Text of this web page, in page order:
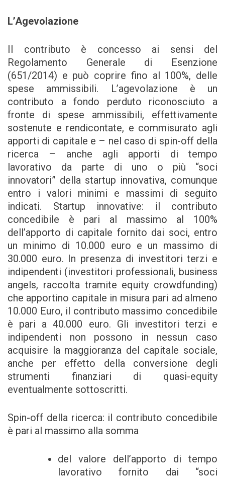
L’Agevolazione
Il contributo è concesso ai sensi del
Regolamento Generale di Esenzione
(651/2014) e può coprire fino al 100%, delle
spese ammissibili. L’agevolazione è un
contributo a fondo perduto riconosciuto a
fronte di spese ammissibili, effettivamente
sostenute e rendicontate, e commisurato agli
apporti di capitale e – nel caso di spin-off della
ricerca – anche agli apporti di tempo
lavorativo da parte di uno o più “soci
innovatori” della startup innovativa, comunque
entro i valori minimi e massimi di seguito
indicati. Startup innovative: il contributo
concedibile è pari al massimo al 100%
dell’apporto di capitale fornito dai soci, entro
un minimo di 10.000 euro e un massimo di
30.000 euro. In presenza di investitori terzi e
indipendenti (investitori professionali, business
angels, raccolta tramite equity crowdfunding)
che apportino capitale in misura pari ad almeno
10.000 Euro, il contributo massimo concedibile
è pari a 40.000 euro. Gli investitori terzi e
indipendenti non possono in nessun caso
acquisire la maggioranza del capitale sociale,
anche per effetto della conversione degli
strumenti finanziari di quasi-equity
eventualmente sottoscritti.
Spin-off della ricerca: il contributo concedibile
è pari al massimo alla somma
del valore dell’apporto di tempo
lavorativo fornito dai “soci